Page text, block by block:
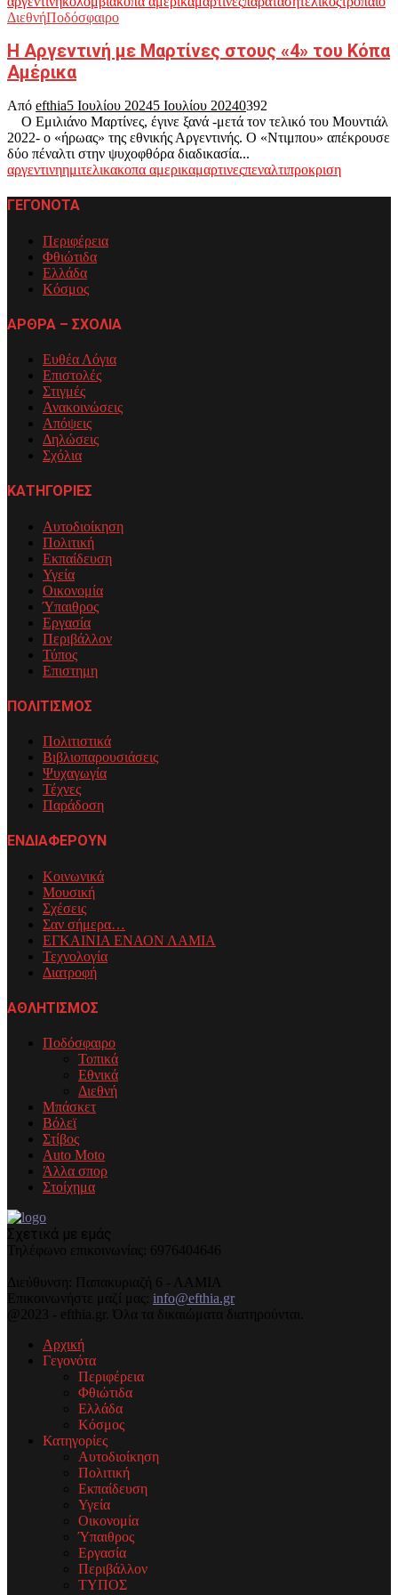
ΔιεθνήΠοδόσφαιρο
Η Αργεντινή με Μαρτίνες στους «4» του Κόπα
Αμέρικα
Από efthia5 Ιουλίου 20245 Ιουλίου 20240392
Ο Εμιλιάνο Μαρτίνες, έγινε ξανά -μετά τον τελικό του Μουντιάλ
2022- ο «ήρωας» της εθνικής Αργεντινής. Ο «Ντιμπου» απέκρουσε
δύο πέναλτι στην ψυχοφθόρα διαδικασία...
αργεντινηημιτελικακοπα αμερικαμαρτινεςπεναλτιπροκριση
ΓΕΓΟΝΟΤΑ
Περιφέρεια
Φθιώτιδα
Ελλάδα
Κόσμος
ΑΡΘΡΑ – ΣΧΟΛΙΑ
Ευθέα Λόγια
Επιστολές
Στιγμές
Ανακοινώσεις
Απόψεις
Δηλώσεις
Σχόλια
ΚΑΤΗΓΟΡΙΕΣ
Αυτοδιοίκηση
Πολιτική
Εκπαίδευση
Υγεία
Οικονομία
Ύπαιθρος
Εργασία
Περιβάλλον
Τύπος
Επιστημη
ΠΟΛΙΤΙΣΜΟΣ
Πολιτιστικά
Βιβλιοπαρουσιάσεις
Ψυχαγωγία
Τέχνες
Παράδοση
ΕΝΔΙΑΦΕΡΟΥΝ
Κοινωνικά
Μουσική
Σχέσεις
Σαν σήμερα…
ΕΓΚΑΙΝΙΑ ΕΝΑΟΝ ΛΑΜΙΑ
Τεχνολογία
Διατροφή
ΑΘΛΗΤΙΣΜΟΣ
Ποδόσφαιρο
Τοπικά
Εθνικά
Διεθνή
Μπάσκετ
Βόλεϊ
Στίβος
Auto Moto
Άλλα σπορ
Στοίχημα
Σχετικά με εμάς
Τηλέφωνo επικοινωνίας: 6976404646
Διεύθυνση: Παπακυριαζή 6 - ΛΑΜΙΑ
Επικοινωνήστε μαζί μας: info@efthia.gr
@2023 - efthia.gr. Όλα τα δικαιώματα διατηρούνται.
Αρχική
Γεγονότα
Περιφέρεια
Φθιώτιδα
Ελλάδα
Κόσμος
Κατηγορίες
Αυτοδιοίκηση
Πολιτική
Εκπαίδευση
Υγεία
Οικονομία
Ύπαιθρος
Εργασία
Περιβάλλον
ΤΥΠΟΣ